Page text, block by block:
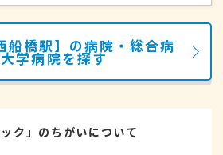
船橋駅】の病院・総合病
学病院を探す
ク」のちがいについて